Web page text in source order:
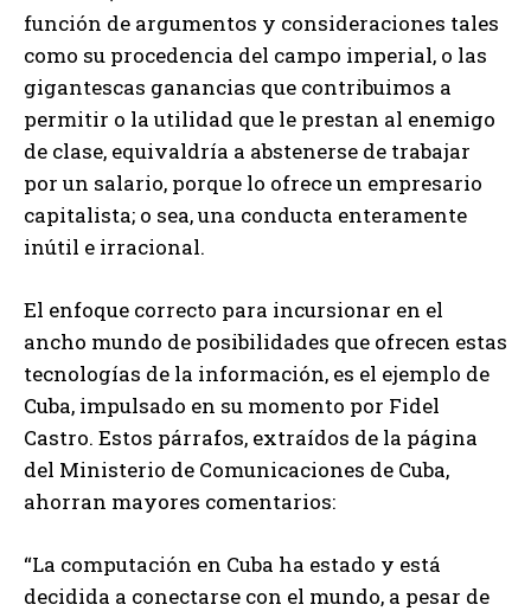
función de argumentos y consideraciones tales
como su procedencia del campo imperial, o las
gigantescas ganancias que contribuimos a
permitir o la utilidad que le prestan al enemigo
de clase, equivaldría a abstenerse de trabajar
por un salario, porque lo ofrece un empresario
capitalista; o sea, una conducta enteramente
inútil e irracional.
El enfoque correcto para incursionar en el
ancho mundo de posibilidades que ofrecen estas
tecnologías de la información, es el ejemplo de
Cuba, impulsado en su momento por Fidel
Castro. Estos párrafos, extraídos de la página
del Ministerio de Comunicaciones de Cuba,
ahorran mayores comentarios:
“La computación en Cuba ha estado y está
decidida a conectarse con el mundo, a pesar de